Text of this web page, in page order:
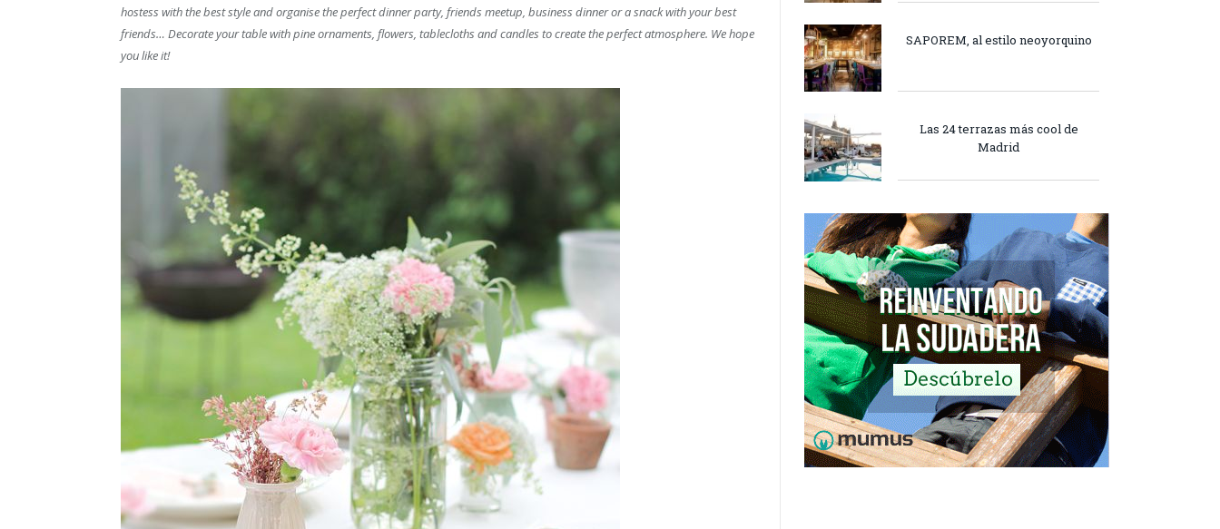
hostess with the best style and organise the perfect dinner party, friends meetup, business dinner or a snack with your best
friends… Decorate your table with pine ornaments, flowers, tablecloths and candles to create the perfect atmosphere. We hope
you like it!
SAPOREM, al estilo neoyorquino
Las 24 terrazas más cool de
Madrid